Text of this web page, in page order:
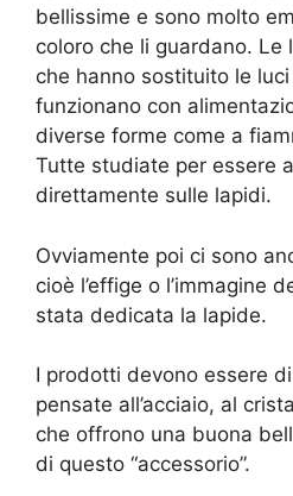
bellissime e sono molto
coloro che li guardano. Le
che hanno sostituito le
funzionano con
diverse forme come a
Tutte studiate per essere
direttamente sulle lapidi.
Ovviamente poi ci sono
cioè l’effige o l’immagine
stata dedicata la lapide.
I prodotti devono essere
pensate all’acciaio, al
che offrono una buona
di questo “accessorio”.